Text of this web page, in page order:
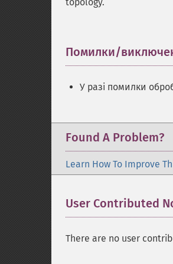
Помилки/
У разі помилки
Found A Problem?
Learn How To Improve
User Contributed
There are no user